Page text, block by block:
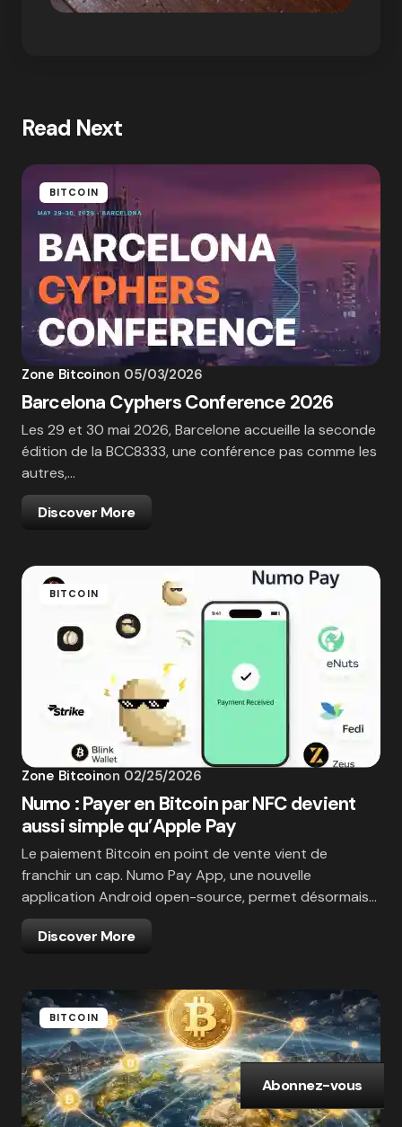
Read Next
BITCOIN
Zone Bitcoinon 05/03/2026
Barcelona Cyphers Conference 2026
Les 29 et 30 mai 2026, Barcelone accueille la seconde
édition de la BCC8333, une conférence pas comme les
autres,…
Discover More
BITCOIN
Zone Bitcoinon 02/25/2026
Numo : Payer en Bitcoin par NFC devient
aussi simple qu’Apple Pay
Le paiement Bitcoin en point de vente vient de
franchir un cap. Numo Pay App, une nouvelle
application Android open-source, permet désormais…
Discover More
BITCOIN
Abonnez-vous